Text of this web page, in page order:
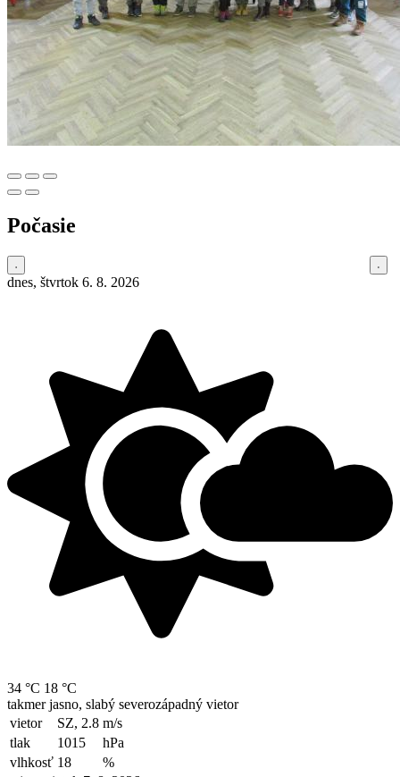
Počasie
dnes, štvrtok 6. 8. 2026
34 °C 18 °C
takmer jasno, slabý severozápadný vietor
vietor
SZ, 2.8 m/s
tlak
1015
hPa
vlhkosť 18
%